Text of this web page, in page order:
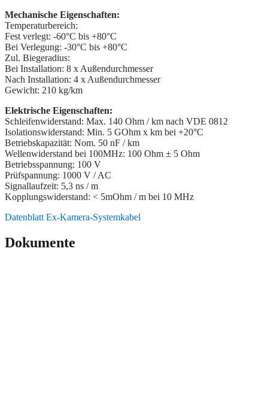
Mechanische Eigenschaften:
Temperaturbereich:
Fest verlegt: -60°C bis +80°C
Bei Verlegung: -30°C bis +80°C
Zul. Biegeradius:
Bei Installation: 8 x Außendurchmesser
Nach Installation: 4 x Außendurchmesser
Gewicht: 210 kg/km
Elektrische Eigenschaften:
Schleifenwiderstand: Max. 140 Ohm / km nach VDE 0812
Isolationswiderstand: Min. 5 GOhm x km bei +20°C
Betriebskapazität: Nom. 50 nF / km
Wellenwiderstand bei 100MHz: 100 Ohm ± 5 Ohm
Betriebsspannung: 100 V
Prüfspannung: 1000 V / AC
Signallaufzeit: 5,3 ns / m
Kopplungswiderstand: < 5mOhm / m bei 10 MHz
Datenblatt Ex-Kamera-Systemkabel​
Dokumente